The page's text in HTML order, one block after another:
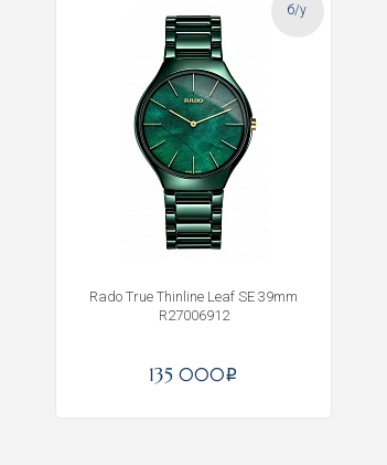
б/у
Rado True Thinline Leaf SE 39mm
R27006912
135 000i